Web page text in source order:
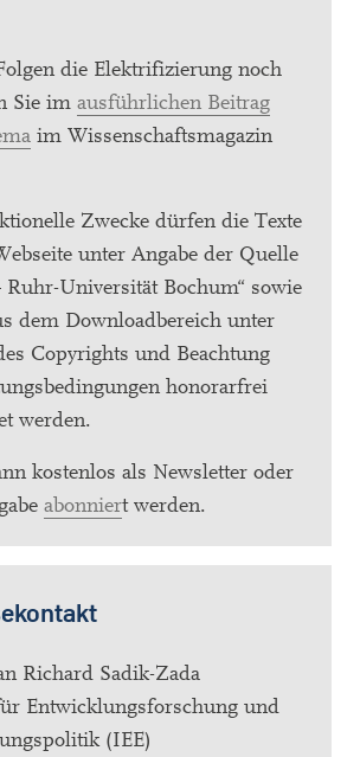
die Elektrifizierung noch
Sie im ausführlichen Beitrag
im Wissenschaftsmagazin
Zwecke dürfen die Texte
unter Angabe der Quelle
Ruhr-Universität Bochum“ sowie
dem Downloadbereich unter
Copyrights und Beachtung
honorarfrei
werden.
kostenlos als Newsletter oder
abonniert werden.
Richard Sadik-Zada
Entwicklungsforschung und
(IEE)